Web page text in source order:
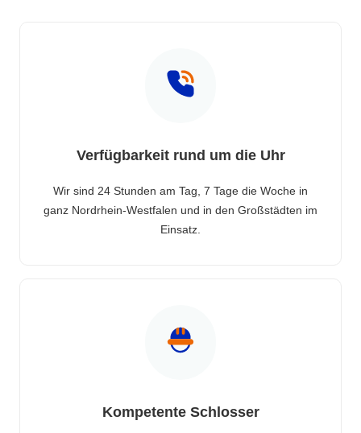
Verfügbarkeit rund um die Uhr
Wir sind 24 Stunden am Tag, 7 Tage die Woche in
ganz Nordrhein-Westfalen und in den Großstädten im
Einsatz.
Kompetente Schlosser